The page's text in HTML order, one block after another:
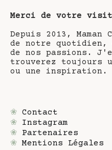
Merci de votre
Depuis 2013,
de notre quotidien,
de nos passions.
trouverez toujours
ou une inspiration.
❀ Contact
❀ Instagram
❀ Partenaires
❀ Mentions Légales